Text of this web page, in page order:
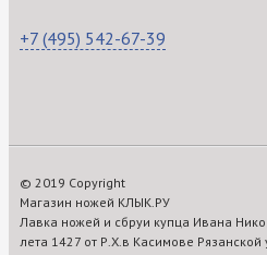
+7 (495) 542-67-39
© 2019 Copyright
Магазин ножей КЛЫК.РУ
Лавка ножей и сбруи купца Ивана
лета 1427 от Р.Х.в Касимове